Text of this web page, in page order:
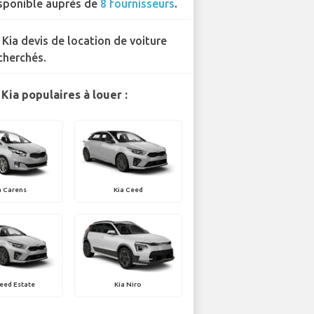
auprès de 8 fournisseurs.
Kia devis de location de voiture
populaires à louer :
Carens Kia Ceed
Estate Kia Niro